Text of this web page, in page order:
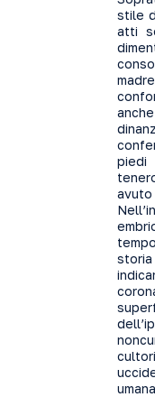
stile
atti
piedi